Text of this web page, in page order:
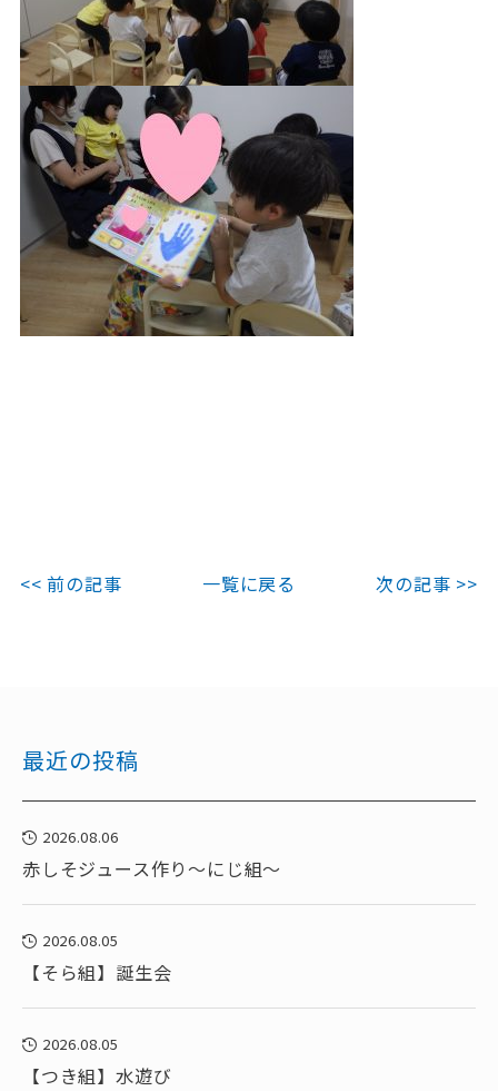
<< 前の記事 一覧に戻る 次の記事 >>
最近の投稿
2026.08.06
赤しそジュース作り～にじ組～
2026.08.05
【そら組】誕生会
2026.08.05
【つき組】水遊び